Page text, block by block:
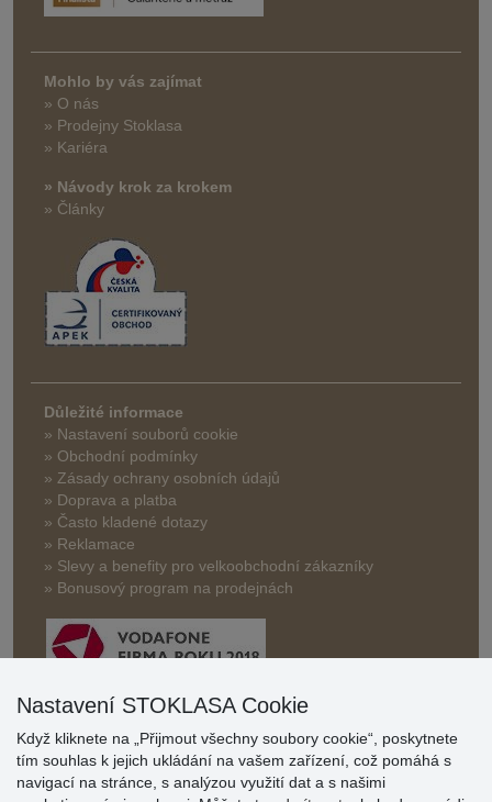
Mohlo by vás zajímat
» O nás
» Prodejny Stoklasa
» Kariéra
» Návody krok za krokem
» Články
Důležité informace
» Nastavení souborů cookie
» Obchodní podmínky
» Zásady ochrany osobních údajů
» Doprava a platba
» Často kladené dotazy
» Reklamace
» Slevy a benefity pro velkoobchodní zákazníky
» Bonusový program na prodejnách
Hodnocení
zákazníků
Nastavení STOKLASA Cookie
Když kliknete na „Přijmout všechny soubory cookie“, poskytnete
tím souhlas k jejich ukládání na vašem zařízení, což pomáhá s
navigací na stránce, s analýzou využití dat a s našimi